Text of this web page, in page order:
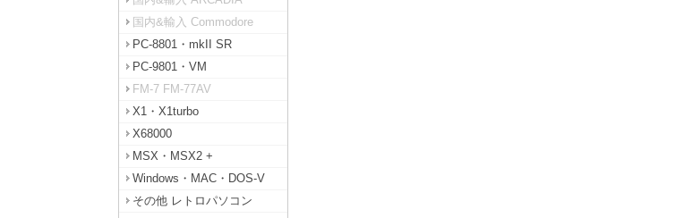
国内&輸入 Commodore
PC-8801・mkII SR
PC-9801・VM
FM-7 FM-77AV
X1・X1turbo
X68000
MSX・MSX2 +
Windows・MAC・DOS-V
その他 レトロパソコン